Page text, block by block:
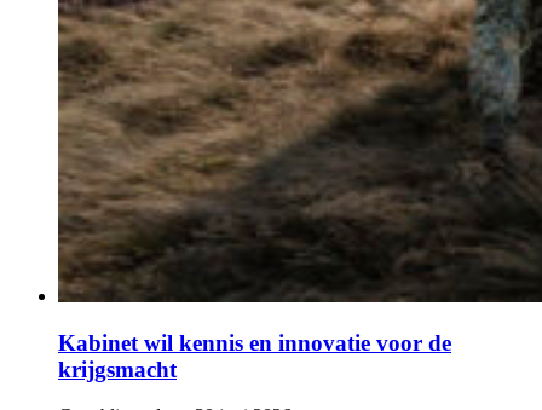
Kabinet wil kennis en innovatie voor de
krijgsmacht